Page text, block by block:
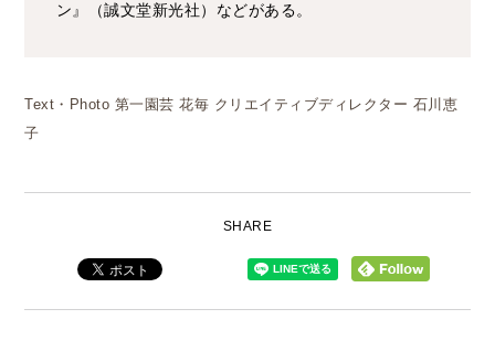
ン』（誠文堂新光社）などがある。
Text・Photo 第一園芸 花毎 クリエイティブディレクター 石川恵
子
SHARE